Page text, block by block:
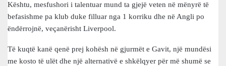
Kështu, mesfushori i talentuar mund ta gjejë veten në mënyrë të
befasishme pa klub duke filluar nga 1 korriku dhe në Angli po
ëndërrojnë, veçanërisht Liverpool.
Të kuqtë kanë qenë prej kohësh në gjurmët e Gavit, një mundësi
me kosto të ulët dhe një alternativë e shkëlqyer për më shumë se